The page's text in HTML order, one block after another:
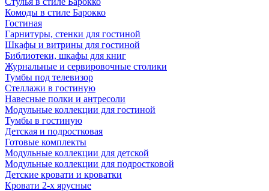
Комоды в стиле Барокко
Гостиная
Гарнитуры, стенки для гостиной
Шкафы и витрины для гостиной
Библиотеки, шкафы для книг
Журнальные и сервировочные столики
Тумбы под телевизор
Стеллажи в гостиную
Навесные полки и антресоли
Модульные коллекции для гостиной
Тумбы в гостиную
Детская и подростковая
Готовые комплекты
Модульные коллекции для детской
Модульные коллекции для подростковой
Детские кровати и кроватки
Кровати 2-х ярусные